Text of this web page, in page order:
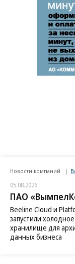
Новости компаний
05.08.2026
ПАО
Beeline Cloud и
запустили холодное
хранилище для
данных бизнеса